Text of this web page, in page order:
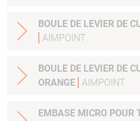
BOULE DE LEVIER DE
AIMPOINT
BOULE DE LEVIER DE
ORANGE AIMPOINT
EMBASE MICRO